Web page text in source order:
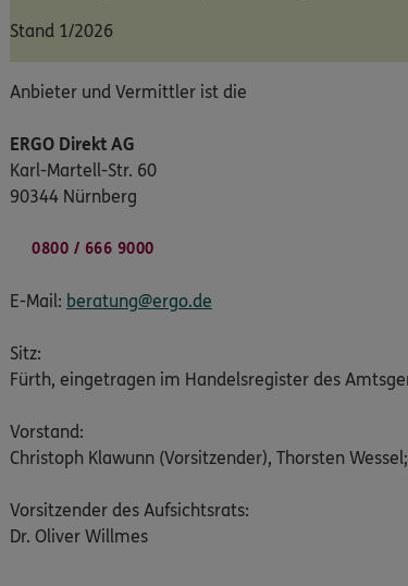
Stand 1/2026
Anbieter und Vermittler ist die
ERGO Direkt AG
Karl-Martell-Str. 60
90344 Nürnberg
0800 / 666 9000
E-Mail: beratung@ergo.de
Sitz:
Fürth, eingetragen im Handelsregister des
Vorstand:
Christoph Klawunn (Vorsitzender), Thorsten Wessel;
Vorsitzender des Aufsichtsrats:
Dr. Oliver Willmes